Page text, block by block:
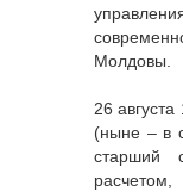
Молдовы.
26
(ныне – в
старший